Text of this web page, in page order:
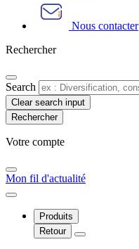
Nous contacter
Rechercher
Search
Clear search input
Votre compte​
Mon fil d'actualité
Produits
Retour